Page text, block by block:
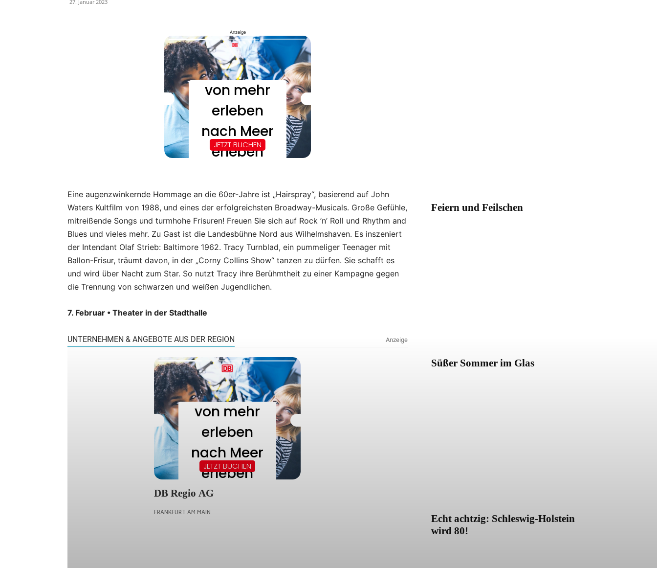
27. Januar 2023
Anzeige
Eine augenzwinkernde Hommage an die 60er-Jahre ist „Hairspray“, basierend auf John
Waters Kultfilm von 1988, und eines der erfolgreichsten Broadway-Musicals. Große Gefühle,
mitreißende Songs und turmhohe Frisuren! Freuen Sie sich auf Rock ’n’ Roll und Rhythm and
Blues und vieles mehr. Zu Gast ist die Landesbühne Nord aus Wilhelmshaven. Es inszeniert
der Intendant Olaf Strieb: Baltimore 1962. Tracy Turnblad, ein pummeliger Teenager mit
Ballon-Frisur, träumt davon, in der „Corny Collins Show“ tanzen zu dürfen. Sie schafft es
und wird über Nacht zum Star. So nutzt Tracy ihre Berühmtheit zu einer Kampagne gegen
die Trennung von schwarzen und weißen Jugendlichen.
7. Februar • Theater in der Stadthalle
Feiern und Feilschen
Süßer Sommer im Glas
Echt achtzig: Schleswig-Holstein
wird 80!